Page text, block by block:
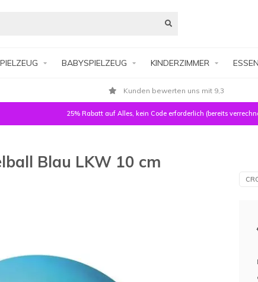
BABYSPIELZEUG KINDERZIMMER
Kunden bewerten uns mit 9,3
25% Rabatt auf Alles, kein Code erforderlich (bereits
Blau LKW 10 cm